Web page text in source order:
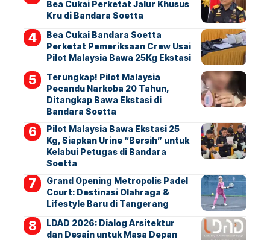
Bea Cukai Perketat Jalur Khusus
Kru di Bandara Soetta
Bea Cukai Bandara Soetta
Perketat Pemeriksaan Crew Usai
Pilot Malaysia Bawa 25Kg Ekstasi
Terungkap! Pilot Malaysia
Pecandu Narkoba 20 Tahun,
Ditangkap Bawa Ekstasi di
Bandara Soetta
Pilot Malaysia Bawa Ekstasi 25
Kg, Siapkan Urine “Bersih” untuk
Kelabui Petugas di Bandara
Soetta
Grand Opening Metropolis Padel
Court: Destinasi Olahraga &
Lifestyle Baru di Tangerang
LDAD 2026: Dialog Arsitektur
dan Desain untuk Masa Depan